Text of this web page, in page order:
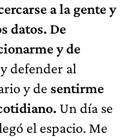
a la gente y
datos. De
y de
defender al
y de sentirme
Un día se
el espacio. Me